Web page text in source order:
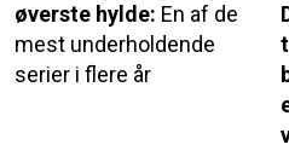
øverste hylde: En af de
mest underholdende
serier i flere år